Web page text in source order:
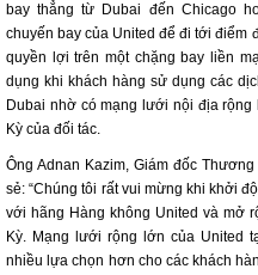
bay thẳng từ Dubai đến Chicago
chuyến bay của United để đi tới điểm
quyền lợi trên một chặng bay liền
dụng khi khách hàng sử dụng các
Dubai nhờ có mạng lưới nội địa
Kỳ của đối tác.
Ông Adnan Kazim, Giám đốc
sẻ: “Chúng tôi rất vui mừng khi khởi
với hãng Hàng không United và mở
Kỳ. Mạng lưới rộng lớn của United
nhiều lựa chọn hơn cho các khách